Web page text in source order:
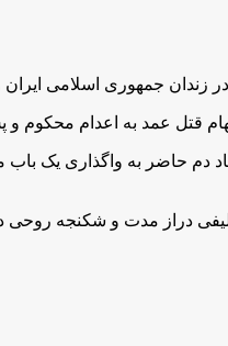
دراز مدت و شکنجە